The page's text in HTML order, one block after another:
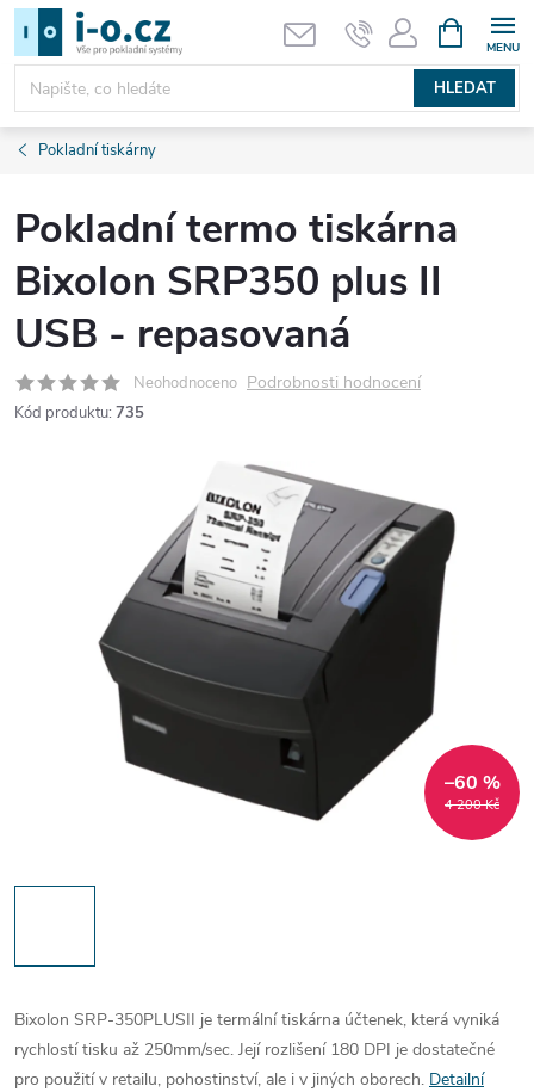
Přejít
obsah
HLEDAT
NÁKUPNÍ
KOŠÍK
Pokladní tiskárny
Pokladní termo tiskárna
Bixolon SRP350 plus II
USB - repasovaná
Neohodnoceno Podrobnosti hodnocení
Kód produktu: 735
4 200 Kč
–60 %
Bixolon SRP-350PLUSII je termální tiskárna účtenek, která vyniká
rychlostí tisku až 250mm/sec. Její rozlišení 180 DPI je dostatečné
pro použití v retailu, pohostinství, ale i v jiných oborech. Detailní